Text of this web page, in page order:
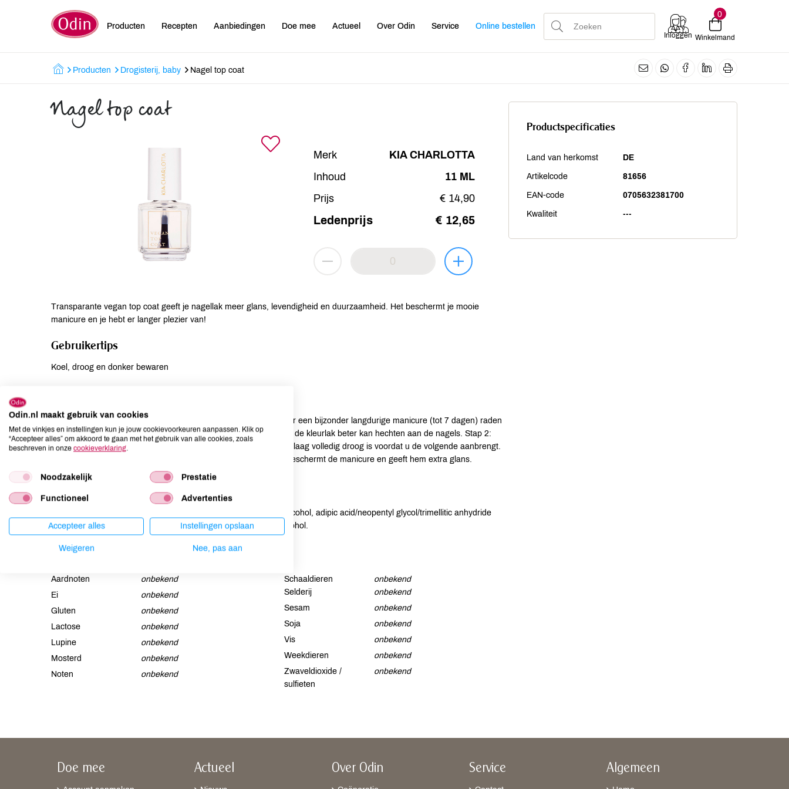
Producten Recepten Aanbiedingen Doe mee Actueel Over Odin Service Online bestellen
Inloggen
0
Winkelmand
Producten Drogisterij, baby Nagel top coat
Nagel top coat
Merk
KIA CHARLOTTA
Inhoud
11 ML
Prijs
€ 14,90
Ledenprijs € 12,65
Transparante vegan top coat geeft je nagellak meer glans, levendigheid en duurzaamheid. Het beschermt je mooie
manicure en je hebt er langer plezier van!
Gebruikertips
Koel, droog en donker bewaren
Voor een volledige dekking raden we twee dunne lagen aan. Voor een bijzonder langdurige manicure (tot 7 dagen) raden
we 3 stappen aan: Stap 1: Breng een laagje base coat aan zodat de kleurlak beter kan hechten aan de nagels. Stap 2:
Breng twee dunne lagen gekleurde lak aan. Zorg ervoor dat elke laag volledig droog is voordat u de volgende aanbrengt.
Stap 3: Breng na volledige uitharding een laag topcoat aan. Dit beschermt de manicure en geeft hem extra glans.
Ingrediënten
INCI: ethyl acetate, butyl acetate, nitrocellulose, triethyl citrate, alcohol, adipic acid/neopentyl glycol/trimellitic anhydride
copolymer, sucrose benzoate, acrylates copolymer, isopropyl alcohol.
Allergenen
Aardnoten
onbekend
Ei
onbekend
Gluten
onbekend
Lactose
onbekend
Lupine
onbekend
Mosterd
onbekend
Noten
onbekend
Schaaldieren
onbekend
Selderij
onbekend
Sesam
onbekend
Soja
onbekend
Vis
onbekend
Weekdieren
onbekend
Zwaveldioxide /
sulfieten
onbekend
Productspecificaties
Land van herkomst DE
Artikelcode 81656
EAN-code 0705632381700
Kwaliteit ---
Doe mee Actueel Over Odin Service Algemeen
Odin.nl maakt gebruik van cookies
Met de vinkjes en instellingen kun je jouw cookievoorkeuren aanpassen. Klik op
“Accepteer alles” om akkoord te gaan met het gebruik van alle cookies, zoals
beschreven in onze cookieverklaring.
Noodzakelijk Prestatie
Functioneel Advertenties
Accepteer alles Instellingen opslaan
Weigeren Nee, pas aan